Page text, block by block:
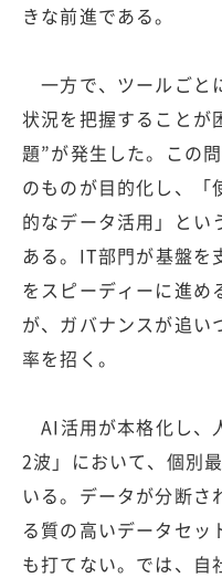
きな前進である。
一方で、ツールごと
状況を把握することが
題”が発生した。この
のものが目的化し、「
的なデータ活用」とい
ある。IT部門が基盤を
をスピーディーに進め
が、ガバナンスが追い
率を招く。
AI活用が本格化し、
2波」において、個別
いる。データが分断さ
る質の高いデータセッ
も打てない。では、自